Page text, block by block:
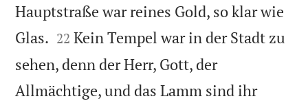
Hauptstraße war reines Gold, so klar wie
Glas. 

22 Kein Tempel war in der Stadt zu
sehen, denn der Herr, Gott, der
Allmächtige, und das Lamm sind ihr